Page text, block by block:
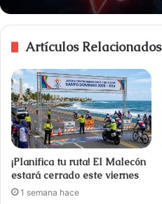
Artículos Relacionados
¡Planifica tu ruta! El Malecón
estará cerrado este viernes
1 semana hace